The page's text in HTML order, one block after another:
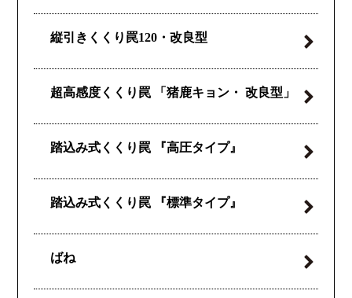
縦引きくくり罠120・改良型
超高感度くくり罠 「猪鹿キョン・ 改良型」
踏込み式くくり罠 『高圧タイプ』
踏込み式くくり罠 『標準タイプ』
ばね